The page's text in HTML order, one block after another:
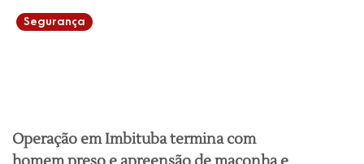
Segurança
Operação em Imbituba termina com